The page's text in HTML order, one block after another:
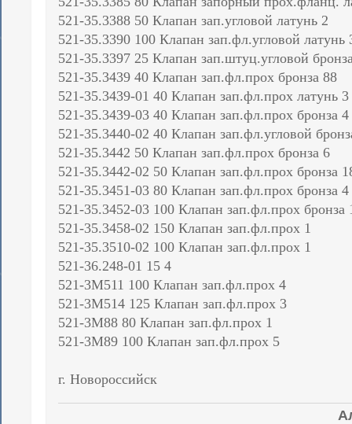
521-35.3388 50 Клапан зап.угловой латунь 2
521-35.3390 100 Клапан зап.фл.угловой латунь
521-35.3397 25 Клапан зап.штуц.угловой
521-35.3439 40 Клапан зап.фл.прох бронза 88
521-35.3439-01 40 Клапан зап.фл.прох латунь 3
521-35.3439-03 40 Клапан зап.фл.прох бронза 4
521-35.3440-02 40 Клапан зап.фл.угловой
521-35.3442 50 Клапан зап.фл.прох бронза 6
521-35.3442-02 50 Клапан зап.фл.прох бронза
521-35.3451-03 80 Клапан зап.фл.прох бронза 4
521-35.3452-03 100 Клапан зап.фл.прох бронза
521-35.3458-02 150 Клапан зап.фл.прох 1
521-35.3510-02 100 Клапан зап.фл.прох 1
521-36.248-01 15 4
521-3М511 100 Клапан зап.фл.прох 4
521-3М514 125 Клапан зап.фл.прох 3
521-3М88 80 Клапан зап.фл.прох 1
521-3М89 100 Клапан зап.фл.прох 5
г. Новороссийск